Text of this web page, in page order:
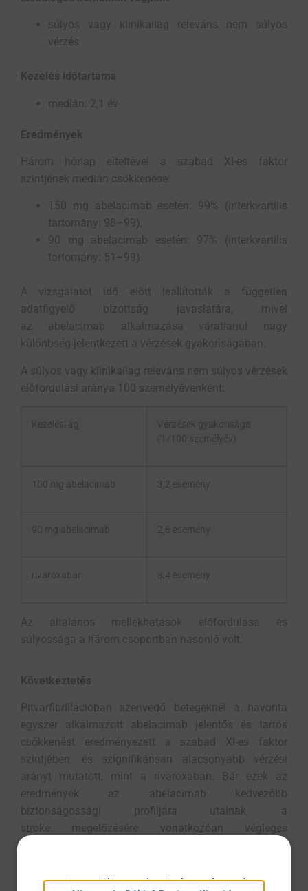
súlyos vagy klinikailag releváns nem súlyos
vérzés
Kezelés időtartama
medián: 2,1 év
Eredmények
Három hónap elteltével a szabad XI-es faktor
szintjének medián csökkenése:
150 mg abelacimab esetén: 99% (interkvartilis
tartomány: 98–99),
90 mg abelacimab esetén: 97% (interkvartilis
tartomány: 51–99).
A vizsgálatot idő előtt leállították a független
adatfigyelő bizottság javaslatára, mivel
az abelacimab alkalmazása váratlanul nagy
különbség jelentkezett a vérzések gyakoriságában.
A súlyos vagy klinikailag releváns nem súlyos vérzések
előfordulási aránya 100 személyévenként:
150 mg abelacimab 3,2 esemény
rivaroxaban 8,4 esemény
Az általános mellékhatások előfordulása és
súlyossága a három csoportban hasonló volt.
Következtetés
Pitvarfibrillációban szenvedő betegeknél a havonta
egyszer alkalmazott abelacimab jelentős és tartós
csökkenést eredményezett a szabad XI-es faktor
szintjében, és szignifikánsan alacsonyabb vérzési
arányt mutatott, mint a rivaroxaban. Bár ezek az
eredmények az abelacimab kedvezőbb
biztonságossági profiljára utalnak, a
stroke megelőzésére vonatkozóan végleges
eConsilium bejelentkezés